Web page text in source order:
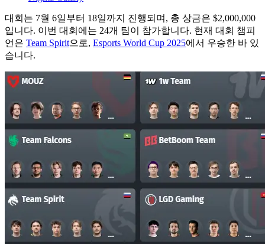
대회는 7월 6일부터 18일까지 진행되며, 총 상금은 $2,000,000
입니다. 이번 대회에는 24개 팀이 참가합니다. 현재 대회 챔피
언은 Team Spirit으로, Esports World Cup 2025에서 우승한 바 있
습니다.